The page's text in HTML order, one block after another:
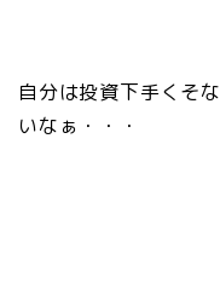
自分は投資下手くそ
いなぁ・・・